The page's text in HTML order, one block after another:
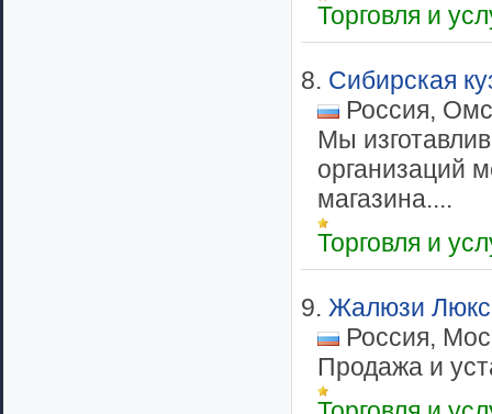
Торговля и
8. Сибирская
Россия,
Мы
организаций
магазина....
Торговля и
9. Жалюзи Люкс
Россия,
Продажа и